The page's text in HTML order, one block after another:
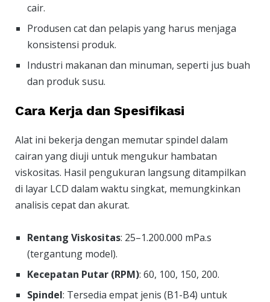
cair.
Produsen cat dan pelapis yang harus menjaga
konsistensi produk.
Industri makanan dan minuman, seperti jus buah
dan produk susu.
Cara Kerja dan Spesifikasi
Alat ini bekerja dengan memutar spindel dalam
cairan yang diuji untuk mengukur hambatan
viskositas. Hasil pengukuran langsung ditampilkan
di layar LCD dalam waktu singkat, memungkinkan
analisis cepat dan akurat.
Rentang Viskositas: 25–1.200.000 mPa.s
(tergantung model).
Kecepatan Putar (RPM): 60, 100, 150, 200.
Spindel: Tersedia empat jenis (B1-B4) untuk